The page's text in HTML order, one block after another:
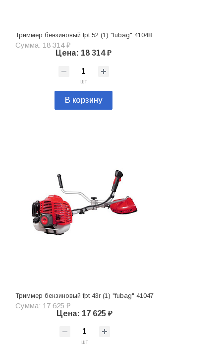
Триммер бензиновый fpt 52 (1) "fubag" 41048
Сумма: 18 314 ₽
Цена: 18 314 ₽
шт
В корзину
Триммер бензиновый fpt 43r (1) "fubag" 41047
Сумма: 17 625 ₽
Цена: 17 625 ₽
шт